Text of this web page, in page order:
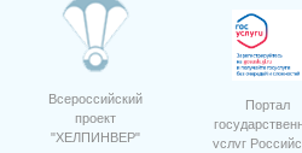
Всероссийский
проект
"ХЕЛПИНВЕР"
Портал
услуг